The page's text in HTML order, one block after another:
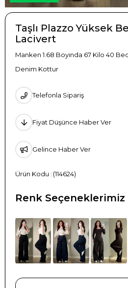
Taşlı Plazzo Yüksek
Lacivert
Manken 1.68 Boyında 67 Kilo 40
Denim Kottur
Telefonla Sipariş
Fiyat Düşünce Haber Ver
Gelince Haber Ver
(114624)
Renk Seçeneklerimiz